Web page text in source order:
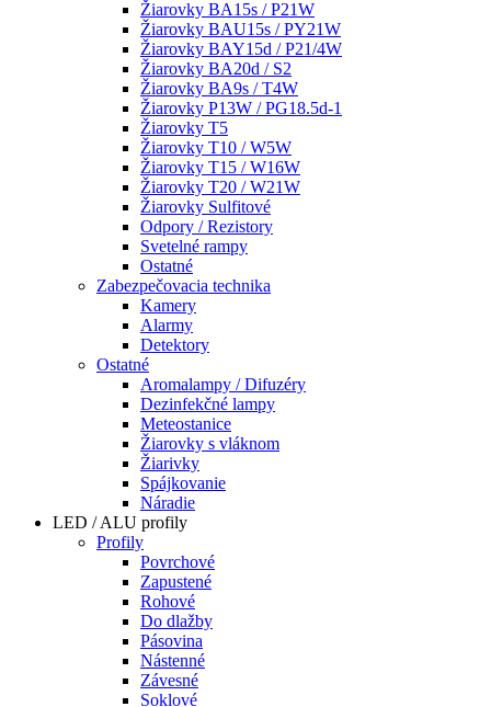
Žiarovky BA15s / P21W
Žiarovky BAU15s / PY21W
Žiarovky BAY15d / P21/4W
Žiarovky BA20d / S2
Žiarovky BA9s / T4W
Žiarovky P13W / PG18.5d-1
Žiarovky T5
Žiarovky T10 / W5W
Žiarovky T15 / W16W
Žiarovky T20 / W21W
Žiarovky Sulfitové
Odpory / Rezistory
Svetelné rampy
Ostatné
Zabezpečovacia technika
Kamery
Alarmy
Detektory
Ostatné
Aromalampy / Difuzéry
Dezinfekčné lampy
Meteostanice
Žiarovky s vláknom
Žiarivky
Spájkovanie
Náradie
LED / ALU profily
Profily
Povrchové
Zapustené
Rohové
Do dlažby
Pásovina
Nástenné
Závesné
Soklové